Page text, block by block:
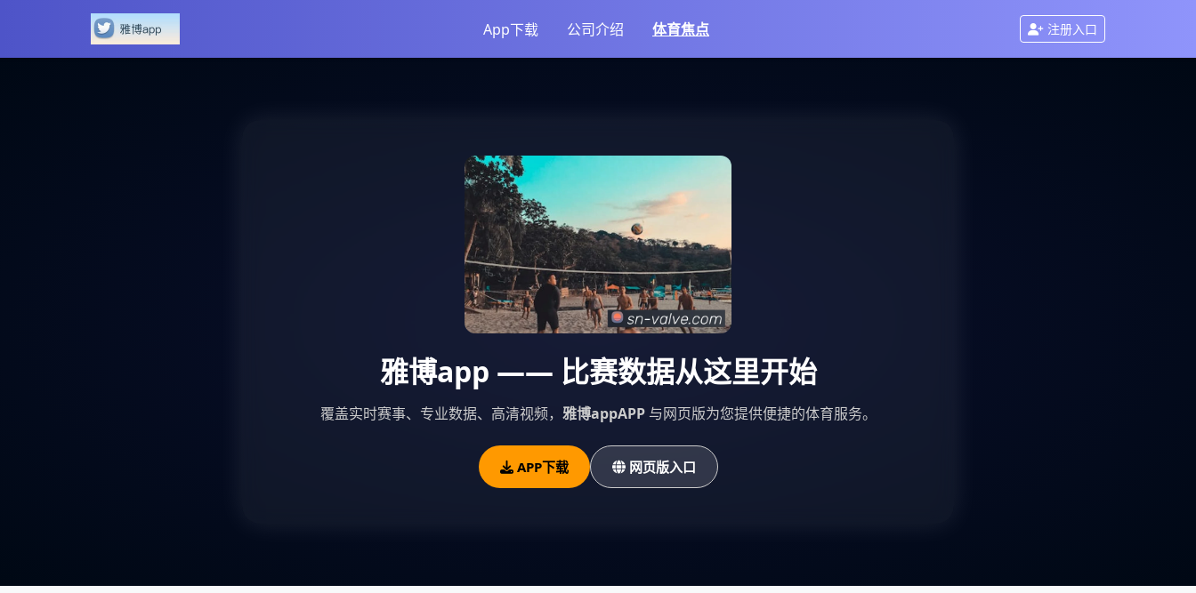
App下载 公司介绍 体育焦点 注册入口
雅博app —— 比赛数据从这里开始
覆盖实时赛事、专业数据、高清视频， 雅博appAPP与网页版为您提供便捷的体育服务。
APP下载 网页版入口